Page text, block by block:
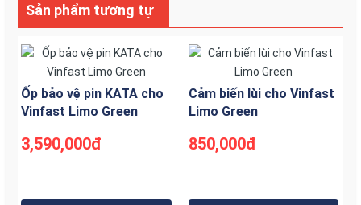
Sản phẩm tương tự
Ốp bảo vệ pin KATA cho
Vinfast Limo Green
3,590,000đ
Cảm biến lùi cho Vinfast
Limo Green
850,000đ